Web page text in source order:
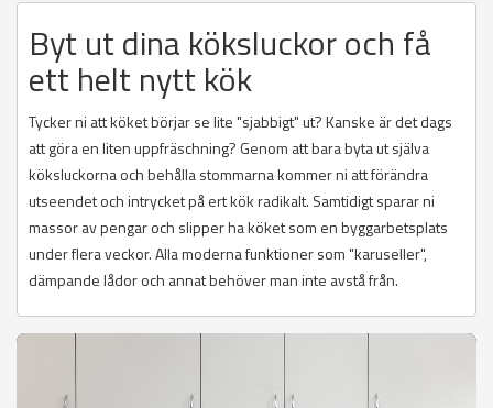
Byt ut dina köksluckor och få
ett helt nytt kök
Tycker ni att köket börjar se lite "sjabbigt" ut? Kanske är det dags
att göra en liten uppfräschning? Genom att bara byta ut själva
köksluckorna och behålla stommarna kommer ni att förändra
utseendet och intrycket på ert kök radikalt. Samtidigt sparar ni
massor av pengar och slipper ha köket som en byggarbetsplats
under flera veckor. Alla moderna funktioner som "karuseller",
dämpande lådor och annat behöver man inte avstå från.